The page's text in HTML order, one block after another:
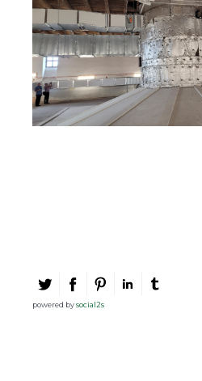
powered bysocial2s